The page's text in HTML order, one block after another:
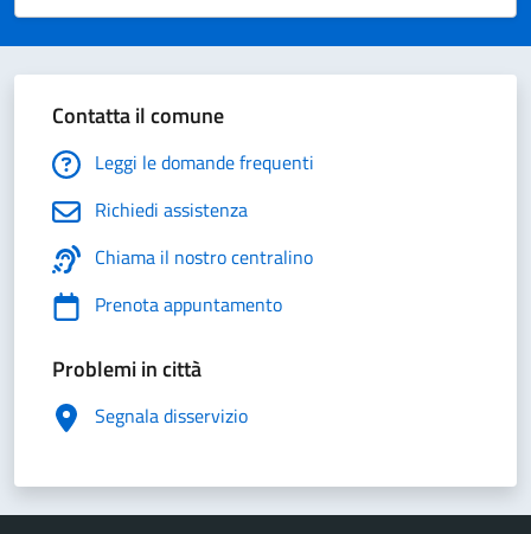
Valuta 5 stelle su 5
Valuta 4 stelle su 5
Valuta 3 stelle su 5
Valuta 2 stelle su 5
Valuta 1 stelle su 5
Contatta il comune
Leggi le domande frequenti
Richiedi assistenza
Chiama il nostro centralino
Prenota appuntamento
Problemi in città
Segnala disservizio